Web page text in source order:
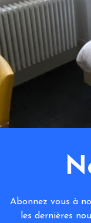
Abonnez vous à
les dernières